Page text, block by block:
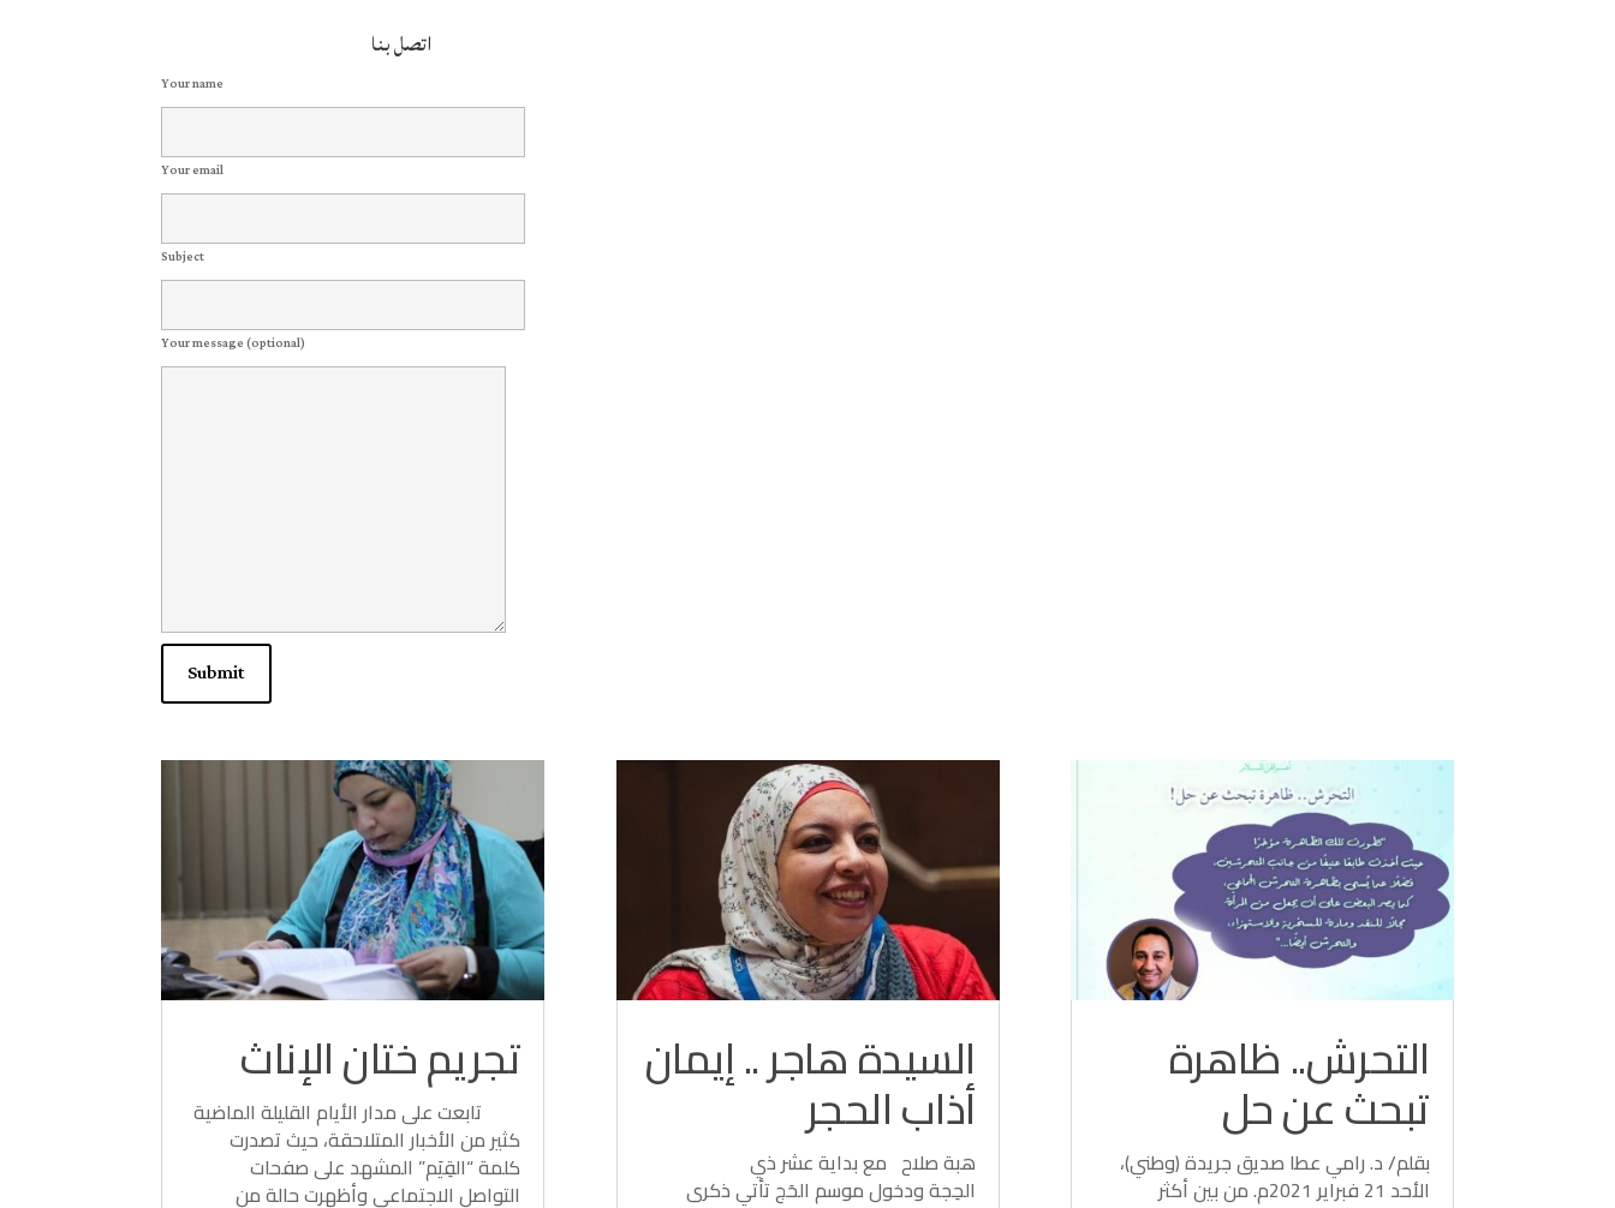
اتصل بنا
Your name
Your email
Subject
Your message (optional)
Submit
التحرش.. ظاهرة
تبحث عن حل
بقلم/ د. رامي عطا صديق جريدة (وطني)،
الأحد 21 فبراير 2021م. من بين أكثر
السيدة هاجر .. إيمان
أذاب الحجر
هبة صلاح مع بداية عشر ذي
الحِجة ودخول موسم الحَج تأتي ذكرى
تجريم ختان الإناث
تابعت على مدار الأيام القليلة الماضية
كثير من الأخبار المتلاحقة، حيث تصدرت
كلمة “القِيَم” المشهد على صفحات
التواصل الاجتماعي وأظهرت حالة من